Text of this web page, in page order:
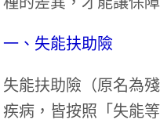
一、失能扶助險
失能扶助險（原名為
疾病，皆按照「失能